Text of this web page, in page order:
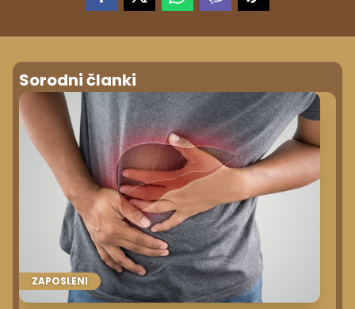
Sorodni članki
ZAPOSLENI